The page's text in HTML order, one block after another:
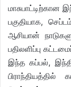
மாசுபாட்டிற்கான
பகுதியாக,
ஆசியான்
பதிலளிப்பு
இந்த கப்பல்,
பிராந்தியத்தில்